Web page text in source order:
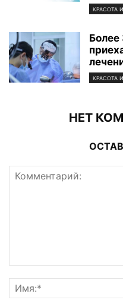
КРАСОТА
Более
КРАСОТА
НЕТ